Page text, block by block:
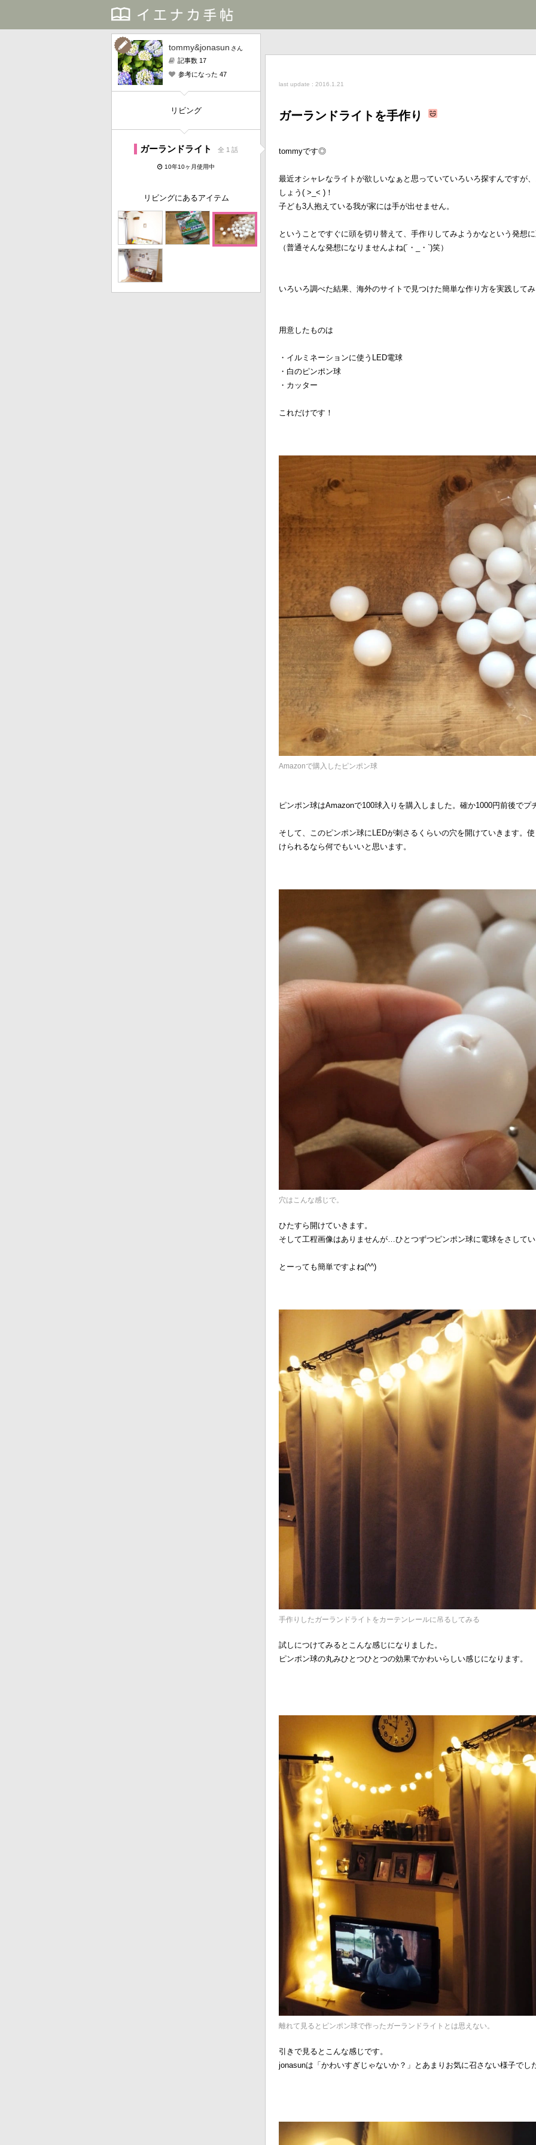
tommy&jonasun さん
記事数 17
参考になった 47
リビング
ガーランドライト 全 1 話
10年10ヶ月使用中
リビングにあるアイテム
last update : 2016.1.21
ガーランドライトを手作り
tommyです◎
最近オシャレなライトが欲しいなぁと思っていていろいろ探すんですが
しょう( >_< )！
子ども3人抱えている我が家には手が出せません。
ということですぐに頭を切り替えて、手作りしてみようかなという発想
（普通そんな発想になりませんよね(´・_・`)笑）
いろいろ調べた結果、海外のサイトで見つけた簡単な作り方を実践して
用意したものは
・イルミネーションに使うLED電球
・白のピンポン球
・カッター
これだけです！
Amazonで購入したピンポン球
ピンポン球はAmazonで100球入りを購入しました。確か1000円前後でプ
そして、このピンポン球にLEDが刺さるくらいの穴を開けていきます。
けられるなら何でもいいと思います。
穴はこんな感じで。
ひたすら開けていきます。
そして工程画像はありませんが…ひとつずつピンポン球に電球をさして
とーっても簡単ですよね(^^)
手作りしたガーランドライトをカーテンレールに吊るしてみる
試しにつけてみるとこんな感じになりました。
ピンポン球の丸みひとつひとつの効果でかわいらしい感じになります。
離れて見るとピンポン球で作ったガーランドライトとは思えない。
引きで見るとこんな感じです。
jonasunは「かわいすぎじゃないか？」とあまりお気に召さない様子でし